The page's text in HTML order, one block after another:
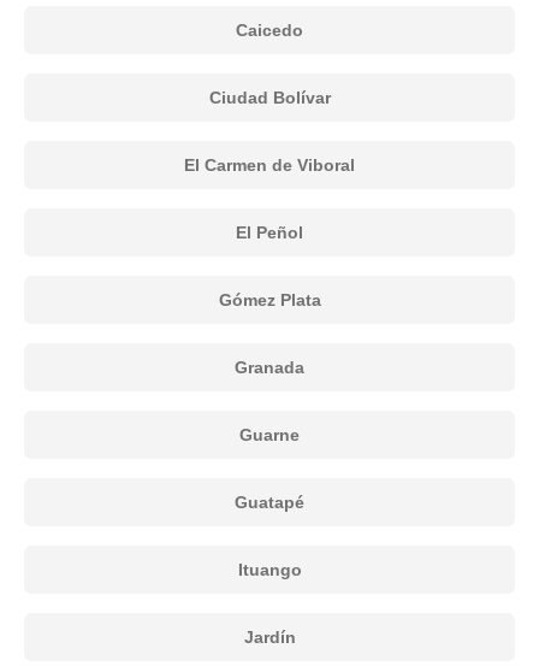
Caicedo
Ciudad Bolívar
El Carmen de Viboral
El Peñol
Gómez Plata
Granada
Guarne
Guatapé
Ituango
Jardín